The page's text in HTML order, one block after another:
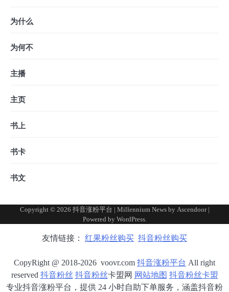
为什么
为何不
主播
主页
书上
书卡
书文
Copyright © 2026 抖音涨粉平台 | Millennium News by Ascendoor|
Powered by WordPress.
友情链接： 红果粉丝购买 抖音粉丝购买
CopyRight @ 2018-2026 voovr.com 抖音涨粉平台 All right
reserved 抖音粉丝 抖音粉丝卡盟网 网站地图 抖音粉丝卡盟
专业抖音涨粉平台，提供 24 小时自助下单服务，涵盖抖音粉